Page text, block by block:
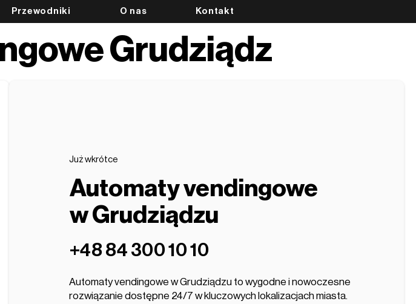
Przewodniki O nas Kontakt
Grudziądz
Już wkrótce
Automaty vendingowe
w Grudziądzu
‭+48 84 300 10 10‬
Automaty vendingowe w Grudziądzu to wygodne i nowoczesne
rozwiązanie dostępne 24/7 w kluczowych lokalizacjach miasta.